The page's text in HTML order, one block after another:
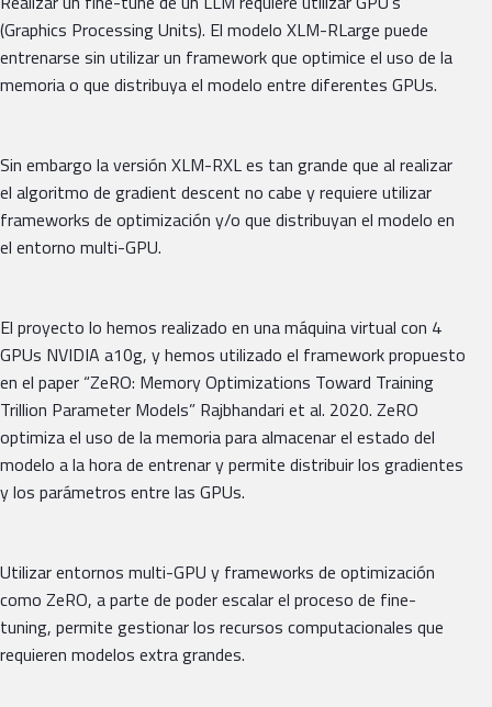
(Graphics Processing Units). El modelo XLM-RLarge puede
entrenarse sin utilizar un framework que optimice el uso de la
memoria o que distribuya el modelo entre diferentes GPUs.
Sin embargo la versión XLM-RXL es tan grande que al realizar
el algoritmo de gradient descent no cabe y requiere utilizar
frameworks de optimización y/o que distribuyan el modelo en
el entorno multi-GPU.
El proyecto lo hemos realizado en una máquina virtual con 4
GPUs NVIDIA a10g, y hemos utilizado el framework propuesto
en el paper “ZeRO: Memory Optimizations Toward Training
Trillion Parameter Models” Rajbhandari et al. 2020. ZeRO
optimiza el uso de la memoria para almacenar el estado del
modelo a la hora de entrenar y permite distribuir los gradientes
y los parámetros entre las GPUs.
Utilizar entornos multi-GPU y frameworks de optimización
como ZeRO, a parte de poder escalar el proceso de fine-
tuning, permite gestionar los recursos computacionales que
requieren modelos extra grandes.